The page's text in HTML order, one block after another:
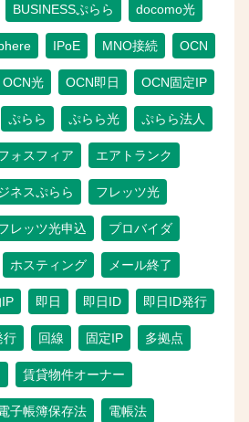
BUSINESSぷらら docomo光
IPoE MNO接続 OCN
OCN光 OCN即日 OCN固定IP
ぷらら ぷらら光 ぷらら法人
ォスフィア エアトランク
ネスぷらら フレッツ光
レッツ光申込 プロバイダ
ホスティング メール終了
即日 即日ID 即日ID発行
行 回線 固定IP 多拠点
賃貸物件オーナー
子帳簿保存法 電帳法